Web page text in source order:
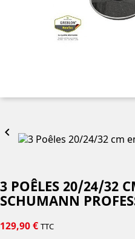

3 POÊLES 20/24/32
SCHUMANN
129,90 € TTC